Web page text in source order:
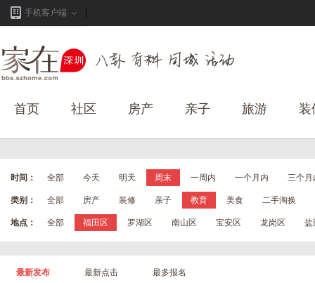
手机客户端
首页 社区 房产 亲子 旅游 装
时间： 全部 今天 明天 周末 一周内 一个月内 三个月
类别： 全部 房产 装修 亲子 教育 美食 二手淘换
地点： 全部 福田区 罗湖区 南山区 宝安区 龙岗区 盐
最新发布 最新点击 最多报名